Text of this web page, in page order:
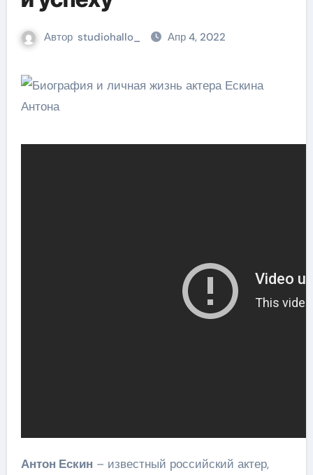
Автор studiohallo_ Апр 4, 2022
Антон Ескин – известный российский актер,